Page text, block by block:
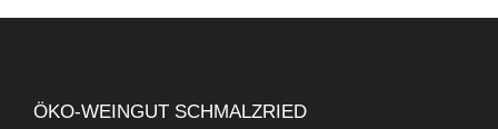
ÖKO-WEINGUT SCHMALZRIED